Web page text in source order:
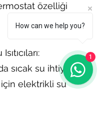
özelliği
sıcak su ihtiyacını
için elektrikli su
How can we help you?
1